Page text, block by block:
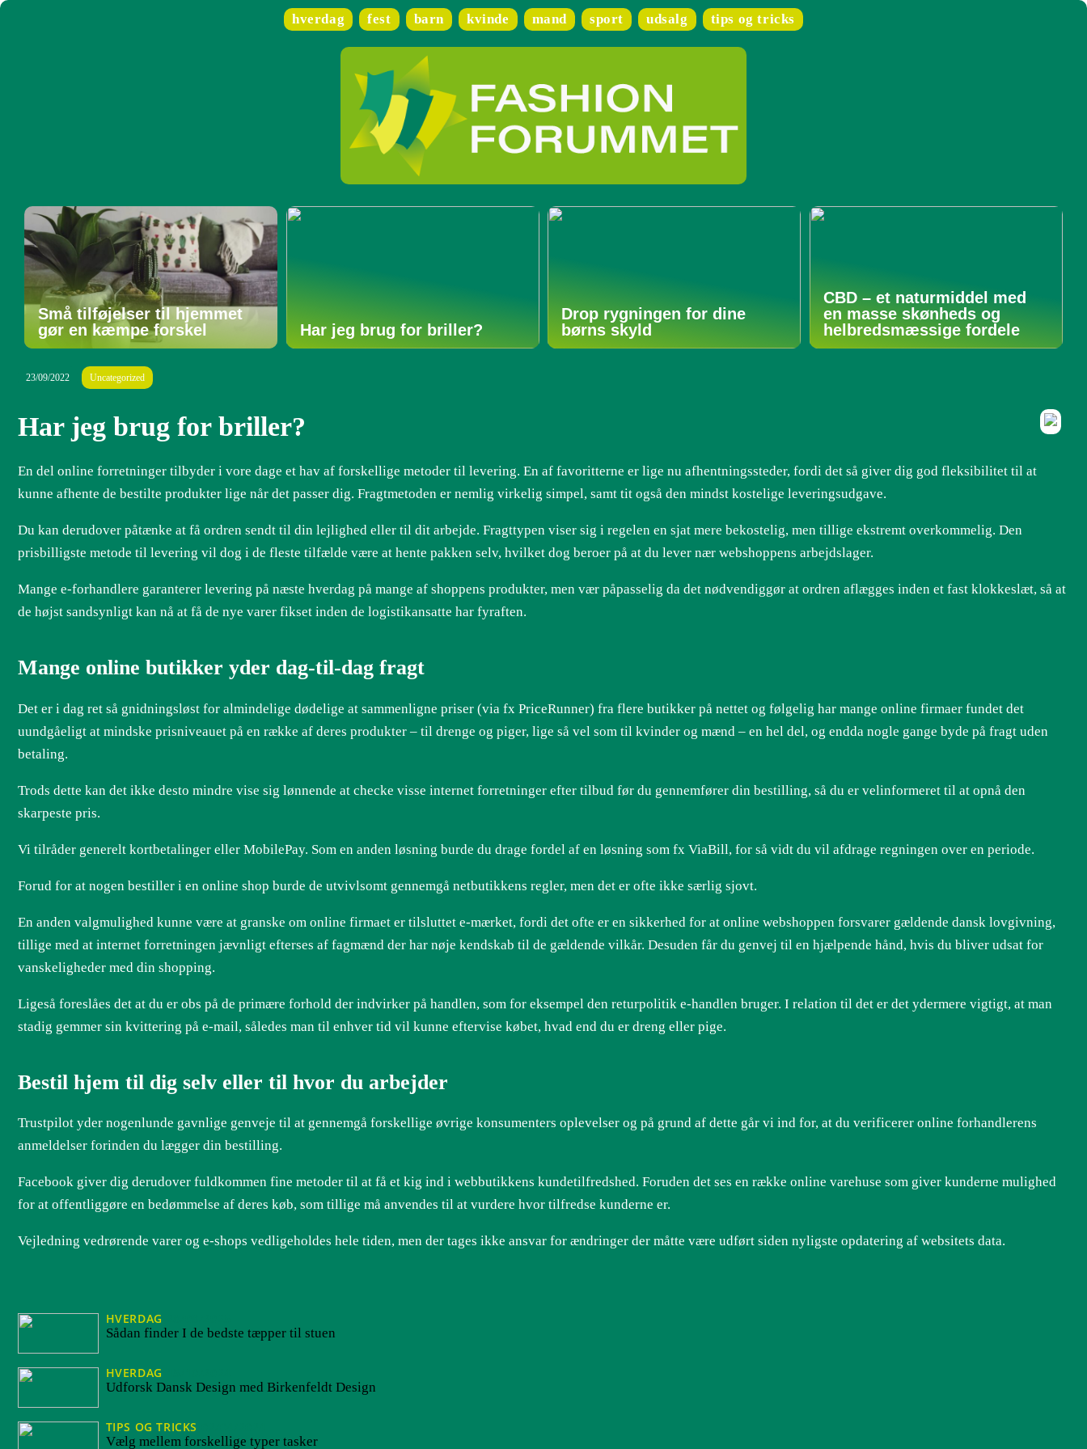
hverdag fest barn kvinde mand sport udsalg tips og tricks
Små tilføjelser til hjemmet
gør en kæmpe forskel
Har jeg brug for briller?
Drop rygningen for dine
børns skyld
CBD – et naturmiddel med
en masse skønheds og
helbredsmæssige fordele
23/09/2022 Uncategorized
Har jeg brug for briller?
En del online forretninger tilbyder i vore dage et hav af forskellige metoder til levering. En af favoritterne er lige nu afhentningssteder, fordi det så giver dig god fleksibilitet til at
kunne afhente de bestilte produkter lige når det passer dig. Fragtmetoden er nemlig virkelig simpel, samt tit også den mindst kostelige leveringsudgave.
Du kan derudover påtænke at få ordren sendt til din lejlighed eller til dit arbejde. Fragttypen viser sig i regelen en sjat mere bekostelig, men tillige ekstremt overkommelig. Den
prisbilligste metode til levering vil dog i de fleste tilfælde være at hente pakken selv, hvilket dog beroer på at du lever nær webshoppens arbejdslager.
Mange e-forhandlere garanterer levering på næste hverdag på mange af shoppens produkter, men vær påpasselig da det nødvendiggør at ordren aflægges inden et fast klokkeslæt, så at
de højst sandsynligt kan nå at få de nye varer fikset inden de logistikansatte har fyraften.
Mange online butikker yder dag-til-dag fragt
Det er i dag ret så gnidningsløst for almindelige dødelige at sammenligne priser (via fx PriceRunner) fra flere butikker på nettet og følgelig har mange online firmaer fundet det
uundgåeligt at mindske prisniveauet på en række af deres produkter – til drenge og piger, lige så vel som til kvinder og mænd – en hel del, og endda nogle gange byde på fragt uden
betaling.
Trods dette kan det ikke desto mindre vise sig lønnende at checke visse internet forretninger efter tilbud før du gennemfører din bestilling, så du er velinformeret til at opnå den
skarpeste pris.
Vi tilråder generelt kortbetalinger eller MobilePay. Som en anden løsning burde du drage fordel af en løsning som fx ViaBill, for så vidt du vil afdrage regningen over en periode.
Forud for at nogen bestiller i en online shop burde de utvivlsomt gennemgå netbutikkens regler, men det er ofte ikke særlig sjovt.
En anden valgmulighed kunne være at granske om online firmaet er tilsluttet e-mærket, fordi det ofte er en sikkerhed for at online webshoppen forsvarer gældende dansk lovgivning,
tillige med at internet forretningen jævnligt efterses af fagmænd der har nøje kendskab til de gældende vilkår. Desuden får du genvej til en hjælpende hånd, hvis du bliver udsat for
vanskeligheder med din shopping.
Ligeså foreslåes det at du er obs på de primære forhold der indvirker på handlen, som for eksempel den returpolitik e-handlen bruger. I relation til det er det ydermere vigtigt, at man
stadig gemmer sin kvittering på e-mail, således man til enhver tid vil kunne eftervise købet, hvad end du er dreng eller pige.
Bestil hjem til dig selv eller til hvor du arbejder
Trustpilot yder nogenlunde gavnlige genveje til at gennemgå forskellige øvrige konsumenters oplevelser og på grund af dette går vi ind for, at du verificerer online forhandlerens
anmeldelser forinden du lægger din bestilling.
Facebook giver dig derudover fuldkommen fine metoder til at få et kig ind i webbutikkens kundetilfredshed. Foruden det ses en række online varehuse som giver kunderne mulighed
for at offentliggøre en bedømmelse af deres køb, som tillige må anvendes til at vurdere hvor tilfredse kunderne er.
Vejledning vedrørende varer og e-shops vedligeholdes hele tiden, men der tages ikke ansvar for ændringer der måtte være udført siden nyligste opdatering af websitets data.
HVERDAG
Sådan finder I de bedste tæpper til stuen
HVERDAG
Udforsk Dansk Design med Birkenfeldt Design
TIPS OG TRICKS
Vælg mellem forskellige typer tasker